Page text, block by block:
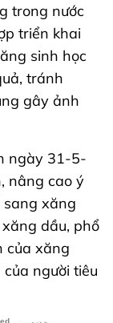
trong nước
triển khai
sinh học
tránh
gây ảnh
ngày 31-5-
nâng cao ý
xăng
dầu, phổ
của xăng
người tiêu